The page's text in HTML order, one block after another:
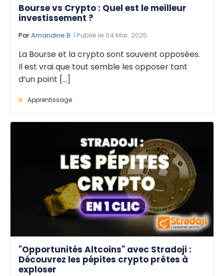
Bourse vs Crypto : Quel est le meilleur
investissement ?
ParAmandine B. | Publié le 04 Mar. 2025
La Bourse et la crypto sont souvent opposées.
Il est vrai que tout semble les opposer tant
d’un point [...]
Apprentissage
"Opportunités Altcoins" avec Stradoji :
Découvrez les pépites crypto prêtes à
exploser